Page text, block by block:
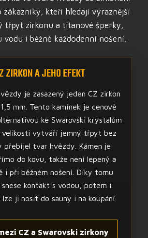
zákazníky, kteří hledají výraznější
třpyt zirkonu a titanové šperky,
vodu i běžné každodenní nošení.
ZIRKON A JEHO EFEKT
je zasazený jeden CZ zirkon
mm. Tento kamínek je cenově
ke Swarovski krystalům
velikosti vytváří jemný třpyt bez
přebíjel tvar hvězdy. Kámen je
do kovu, takže není lepený a
i při běžném nošení. Díky tomu
snese kontakt s vodou, potem i
lze ji nosit do sauny i na koupání.
CZ a Swarovski zirkony